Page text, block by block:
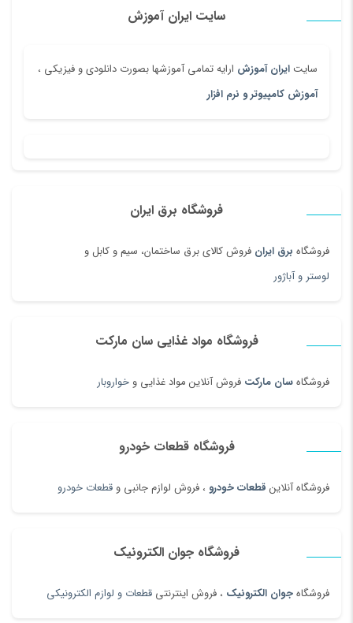
سایت ایران آموزش
سایت ایران آموزش ارایه تمامی آموزشها بصورت دانلودی و فیزیکی ،
آموزش کامپیوتر و نرم افزار
فروشگاه برق ایران
فروشگاه برق ایران فروش کالای برق ساختمان، سیم و کابل و
لوستر و آباژور
فروشگاه مواد غذایی سان مارکت
فروشگاهسان مارکت فروش آنلاین مواد غذایی و خواروبار
فروشگاه قطعات خودرو
فروشگاه آنلاین قطعات خودرو ، فروش لوازم جانبی و قطعات خودرو
فروشگاه جوان الکترونیک
فروشگاهجوان الکترونیک ، فروش اینترنتی قطعات و لوازم الکترونیکی